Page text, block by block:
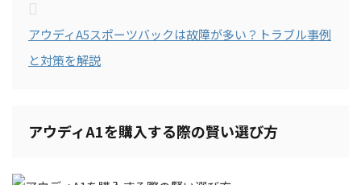
アウディA5スポーツバックは故障が多い？トラブル事例
と対策を解説
アウディA1を購入する際の賢い選び方